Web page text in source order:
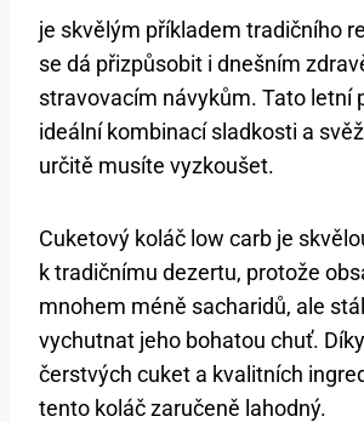
je skvělým příkladem tradičního
se dá přizpůsobit i dnešním
stravovacím návykům. Tato letní
ideální kombinací sladkosti a
určitě musíte⁣ vyzkoušet.
Cuketový ⁣koláč low carb je
k tradičnímu dezertu, ‍protože
mnohem méně‍ sacharidů, ale
vychutnat jeho bohatou chuť.
čerstvých cuket a kvalitních‍
tento koláč zaručeně lahodný.